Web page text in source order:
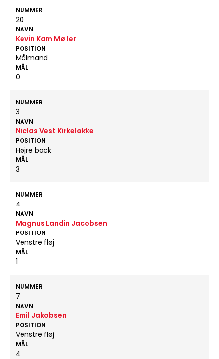
NUMMER
20
NAVN
Kevin Kam Møller
POSITION
Målmand
MÅL
0
NUMMER
3
NAVN
Niclas Vest Kirkeløkke
POSITION
Højre back
MÅL
3
NUMMER
4
NAVN
Magnus Landin Jacobsen
POSITION
Venstre fløj
MÅL
1
NUMMER
7
NAVN
Emil Jakobsen
POSITION
Venstre fløj
MÅL
4